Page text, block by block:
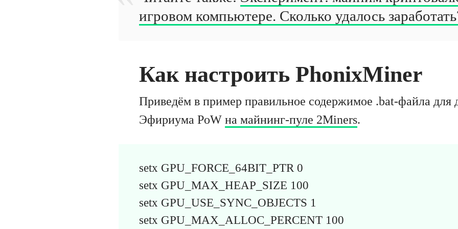
игровом компьютере. Сколько удалось
Как настроить PhonixMiner
Приведём в пример правильное содержимое .bat-файла для
Эфириума PoW на майнинг-пуле 2Miners.
setx GPU_FORCE_64BIT_PTR 0
setx GPU_MAX_HEAP_SIZE 100
setx GPU_USE_SYNC_OBJECTS 1
setx GPU_MAX_ALLOC_PERCENT 100